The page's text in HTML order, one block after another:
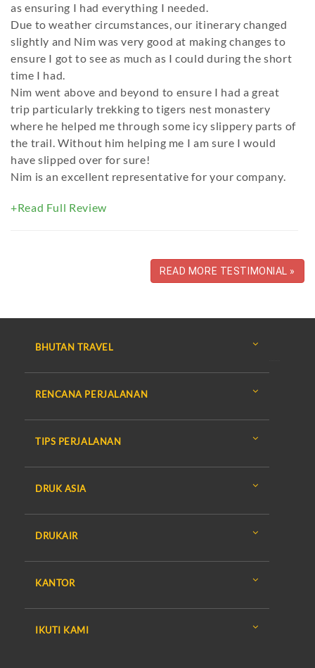
as ensuring I had everything I needed.
Due to weather circumstances, our itinerary changed
slightly and Nim was very good at making changes to
ensure I got to see as much as I could during the short
time I had.
Nim went above and beyond to ensure I had a great
trip particularly trekking to tigers nest monastery
where he helped me through some icy slippery parts of
the trail. Without him helping me I am sure I would
have slipped over for sure!
Nim is an excellent representative for your company.
+Read Full Review
READ MORE TESTIMONIAL »
BHUTAN TRAVEL
RENCANA PERJALANAN
TIPS PERJALANAN
DRUK ASIA
DRUKAIR
KANTOR
IKUTI KAMI